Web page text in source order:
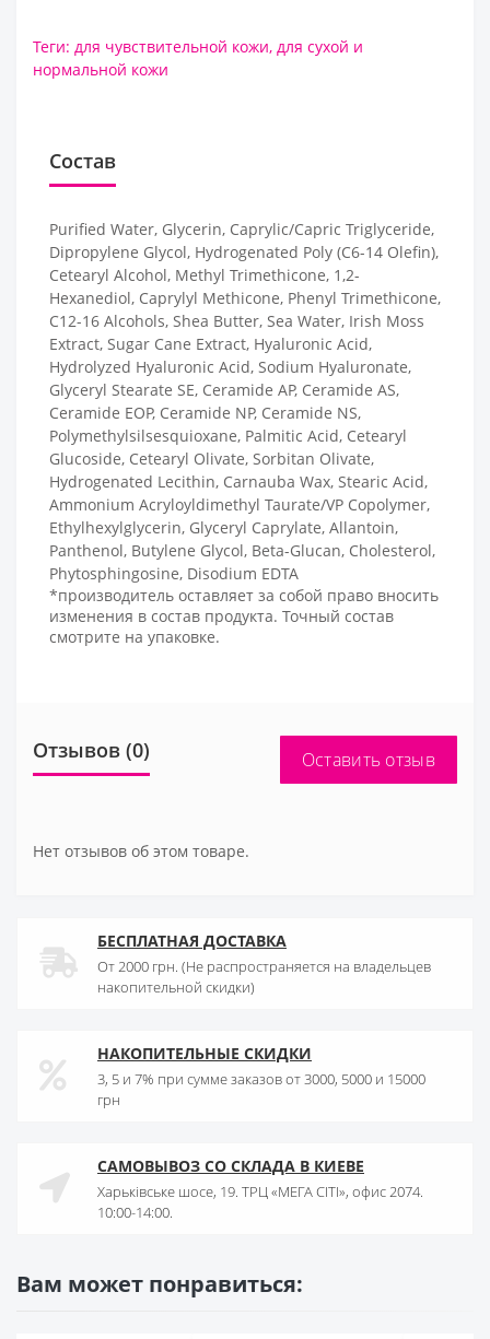
Теги: для чувствительной кожи, для сухой и
нормальной кожи
Состав
Purified Water, Glycerin, Caprylic/Capric Triglyceride,
Dipropylene Glycol, Hydrogenated Poly (C6-14 Olefin),
Cetearyl Alcohol, Methyl Trimethicone, 1,2-
Hexanediol, Caprylyl Methicone, Phenyl Trimethicone,
C12-16 Alcohols, Shea Butter, Sea Water, Irish Moss
Extract, Sugar Cane Extract, Hyaluronic Acid,
Hydrolyzed Hyaluronic Acid, Sodium Hyaluronate,
Glyceryl Stearate SE, Ceramide AP, Ceramide AS,
Ceramide EOP, Ceramide NP, Ceramide NS,
Polymethylsilsesquioxane, Palmitic Acid, Cetearyl
Glucoside, Cetearyl Olivate, Sorbitan Olivate,
Hydrogenated Lecithin, Carnauba Wax, Stearic Acid,
Ammonium Acryloyldimethyl Taurate/VP Copolymer,
Ethylhexylglycerin, Glyceryl Caprylate, Allantoin,
Panthenol, Butylene Glycol, Beta-Glucan, Cholesterol,
Phytosphingosine, Disodium EDTA
*производитель оставляет за собой право вносить
изменения в состав продукта. Точный состав
смотрите на упаковке.
Отзывов (0) Оставить отзыв
Нет отзывов об этом товаре.
БЕСПЛАТНАЯ ДОСТАВКА
От 2000 грн. (Не распространяется на владельцев
накопительной скидки)
НАКОПИТЕЛЬНЫЕ СКИДКИ
3, 5 и 7% при сумме заказов от 3000, 5000 и 15000
грн
САМОВЫВОЗ СО СКЛАДА В КИЕВЕ
Харьківське шосе, 19. ТРЦ «МЕГА СІТІ», офис 2074.
10:00-14:00.
Вам может понравиться: